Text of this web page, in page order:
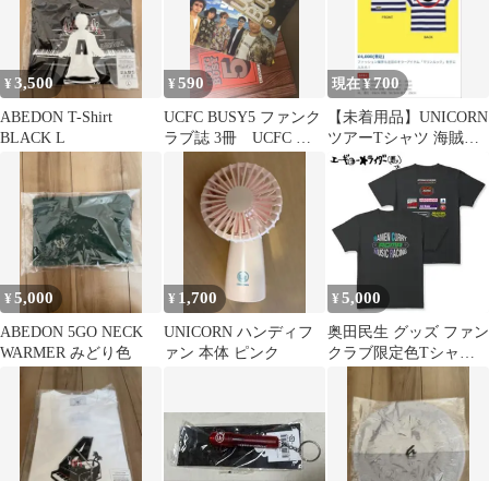
¥3,500
ABEDON T-Shirt
BLACK L
¥590
UCFC BUSY5 ファンク
ラブ誌 3冊 UCFC 会
現在 ¥700
【未着用品】UNICORN
ツアーTシャツ 海賊ボ
ーダーTee Sサイズ
¥5,000
ABEDON 5GO NECK
WARMER みどり色
¥ 1,700
UNICORN ハンディフ
ァン 本体 ピンク
¥ 5,000
奥田民生 グッズ ファン
クラブ限定色Tシャツ